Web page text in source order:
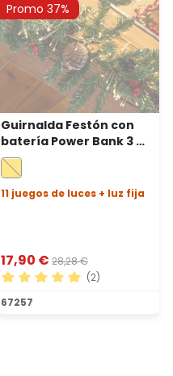
Promo 37%
Guirnalda Festón con
batería Power Bank 3 m,
300 microled blanco
cálido, cable metal plata
11 juegos de luces + luz fija
17,90 € 28,28 €
Calificación promedio de
(2)
67257